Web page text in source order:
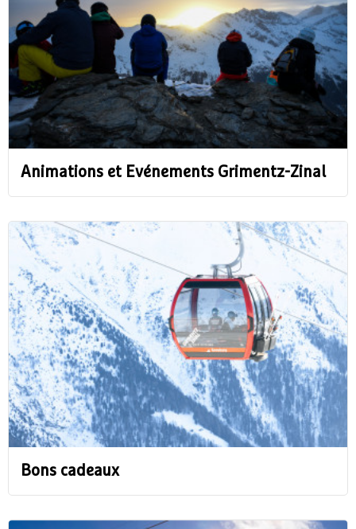
Animations et Evénements Grimentz-Zinal
Bons cadeaux